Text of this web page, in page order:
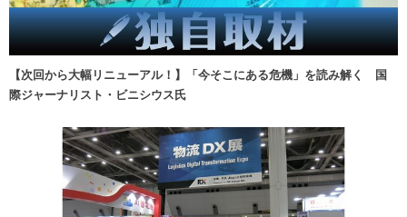
【次回から大幅リニューアル！】「今そこにある危機」を読み解く 国
際ジャーナリスト・ビニシウス氏